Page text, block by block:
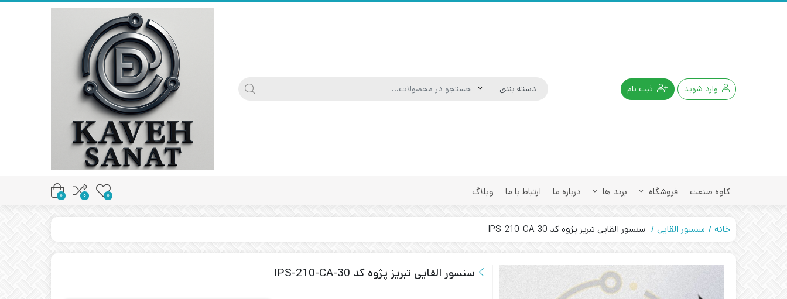
وارد شوید ثبت نام
کاوه صنعت فروشگاه برند ها درباره ما ارتباط با ما وبلاگ 0
0
0
خانه سنسور القایی سنسور القایی تبریز پژوه کد IPS-210-CA-30
سنسور القایی تبریز پژوه کد IPS-210-CA-30